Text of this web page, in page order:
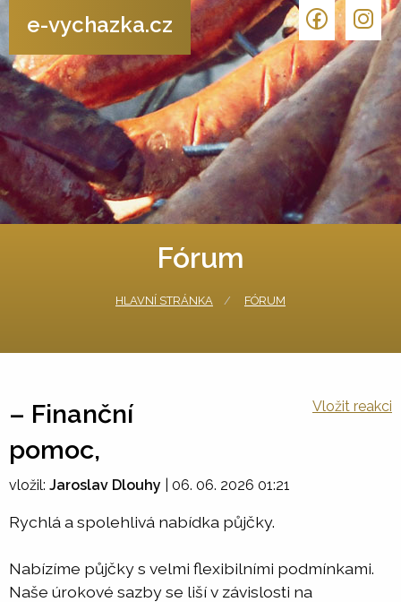
e-vychazka.cz
Fórum
HLAVNÍ STRÁNKA FÓRUM
– Finanční
pomoc,
Vložit reakci
vložil: Jaroslav Dlouhy 06. 06. 2026 01:21
Rychlá a spolehlivá nabídka půjčky.
Nabízíme půjčky s velmi flexibilními podmínkami.
Naše úrokové sazby se liší v závislosti na